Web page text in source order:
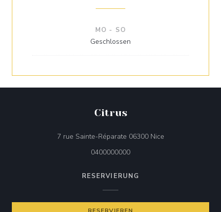
MO - SO
Geschlossen
Citrus
7 rue Sainte-Réparate 06300 Nice((öffnet ein neues
0400000000
RESERVIERUNG